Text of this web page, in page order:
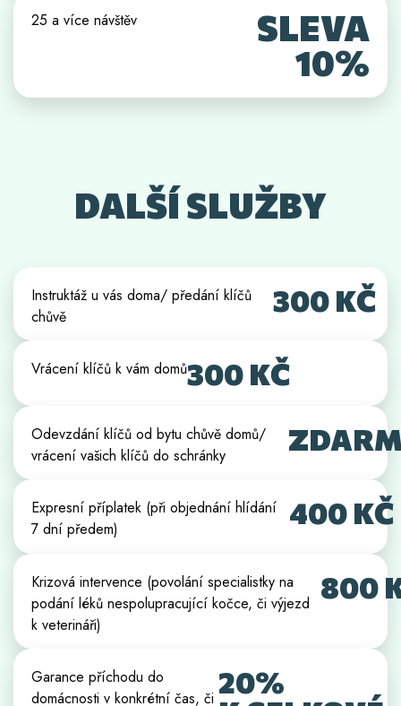
25 a více návštěv
SLEVA
10%
DALŠÍ SLUŽBY
Instruktáž u vás doma/ předání klíčů
chůvě
300 KČ
Vrácení klíčů k vám domů300 KČ
Odevzdání klíčů od bytu chůvě domů/
vrácení vašich klíčů do schránky
Expresní příplatek (při objednání hlídání
7 dní předem)
400 KČ
Krizová intervence (povolání specialistky na
podání léků nespolupracující kočce, či výjezd
k veterináři)
800
Garance příchodu do
domácnosti v konkrétní čas, či 20%